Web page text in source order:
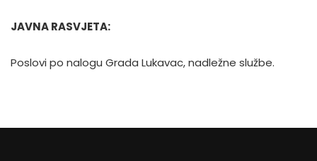
JAVNA RASVJETA:
Poslovi po nalogu Grada Lukavac, nadležne službe.